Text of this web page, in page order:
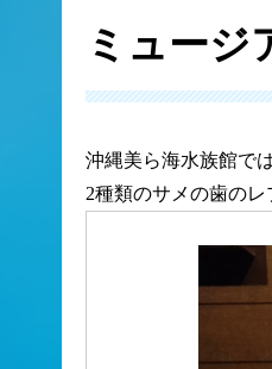
ミュージ
沖縄美ら海水族館で
2種類のサメの歯の